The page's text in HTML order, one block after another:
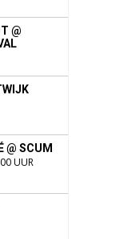
@
@ SCUM
UUR